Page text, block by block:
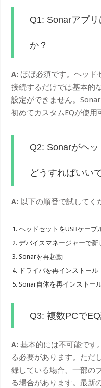
Q1: Sonarアプ
か？
A: ほぼ必須です。ヘッド
接続するだけでは基本的
設定ができません。
初めてカスタムEQが使用
Q2: Sonarがヘッ
どうすればいい
A: 以下の順番で試してく
ヘッドセットをUSBケーブ
デバイスマネージャーで
Sonarを再起動
ドライバを再インストール
Sonar自体を再インストー
Q3: 複数PCで
A: 基本的には不可能です
る必要があります。ただ
録している場合、一部の
る場合があります。最新